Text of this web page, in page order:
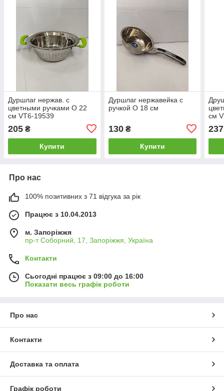
Дуршлаг нержав. с
цветными ручками О 22
см VT6-19539
205 ₴
Купити
Дуршлаг нержавейка с
ручкой О 18 см
130₴
Купити
см
237
Про нас
100% позитивних з 71 відгука за рік
Працює з 10.04.2013
м. Запоріжжя
пр-т Соборний, 17, Запоріжжя, Україна
Контакти
Сьогодні працює з 09:00 до 16:00
Показати весь графік роботи
Про нас
Контакти
Доставка та оплата
Графік роботи